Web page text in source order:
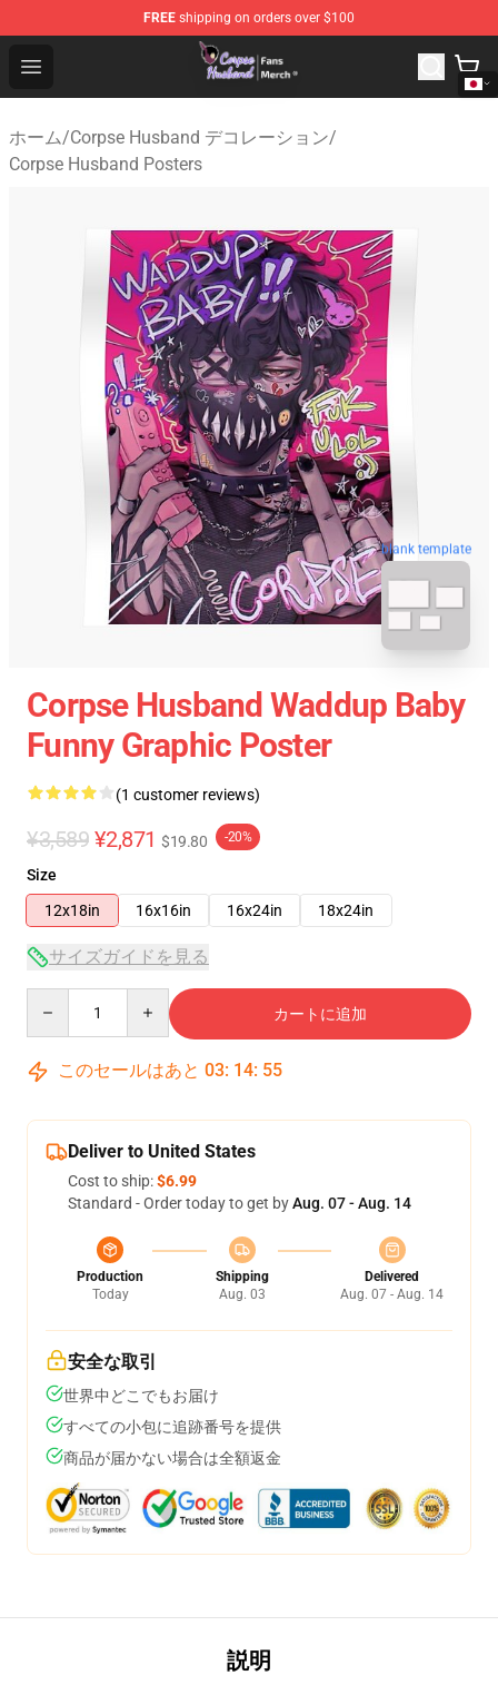
FREE shipping on orders over $100
Open menu
Corpse Husband Store - Official Corpse Husband
ホーム/Corpse Husband デコレーション/
Corpse Husband Posters
blank template
Corpse Husband Waddup Baby
Funny Graphic Poster
(1 customer reviews)
¥3,589 ¥2,871 $19.80 -20%
Size
12x18in
16x16in 16x24in 18x24in
サイズガイドを見る
カートに追加
このセールはあと 03: 14: 55
Deliver to United States
Cost to ship:$6.99
Standard - Order today to get byAug. 07 - Aug. 14
Production
Today
Shipping
Aug. 03
Delivered
Aug. 07 - Aug. 14
安全な取引
世界中どこでもお届け
すべての小包に追跡番号を提供
商品が届かない場合は全額返金
説明